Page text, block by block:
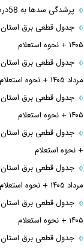
پرشدگی سدها به 58درصد رسید
۱۴۰۵ + نحوه استعلام
مرداد ۱۴۰۵ + نحوه استعلام
۱۴۰۵ + نحوه استعلام
+ نحوه استعلام
مرداد ۱۴۰۵ + نحوه استعلام
۱۴۰۵ + نحوه استعلام